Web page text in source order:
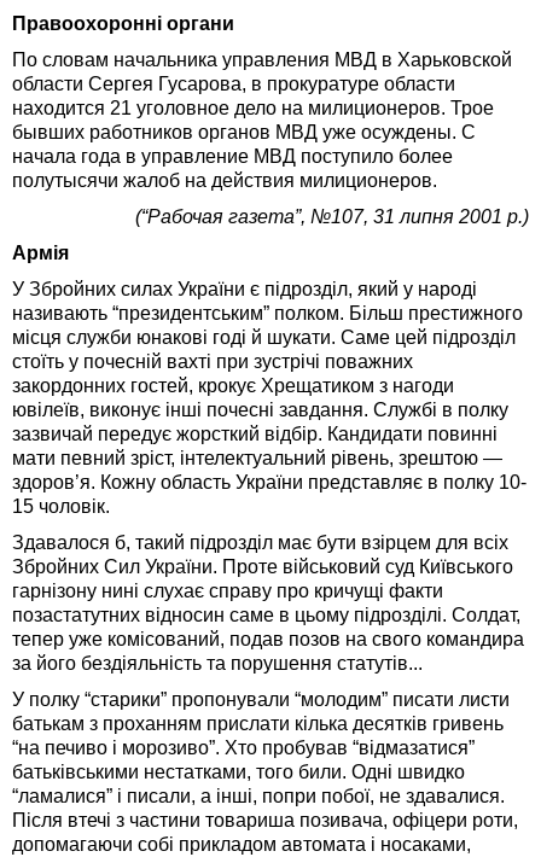
Правоохоронні органи
По словам начальника управления МВД в Харьковской
области Сергея Гусарова, в прокуратуре области
находится 21 уголовное дело на милиционеров. Трое
бывших работников органов МВД уже осуждены. С
начала года в управление МВД поступило более
полутысячи жалоб на действия милиционеров.
(“Рабочая газета”, №107, 31 липня 2001 р.)
Армія
У Збройних силах України є підрозділ, який у народі
називають “президентським” полком. Більш престижного
місця служби юнакові годі й шукати. Саме цей підрозділ
стоїть у почесній вахті при зустрічі поважних
закордонних гостей, крокує Хрещатиком з нагоди
ювілеїв, виконує інші почесні завдання. Службі в полку
зазвичай передує жорсткий відбір. Кандидати повинні
мати певний зріст, інтелектуальний рівень, зрештою —
здоров’я. Кожну область України представляє в полку 10-
15 чоловік.
Здавалося б, такий підрозділ має бути взірцем для всіх
Збройних Сил України. Проте військовий суд Київського
гарнізону нині слухає справу про кричущі факти
позастатутних відносин саме в цьому підрозділі. Солдат,
тепер уже комісований, подав позов на свого командира
за його бездіяльність та порушення статутів...
У полку “старики” пропонували “молодим” писати листи
батькам з проханням прислати кілька десятків гривень
“на печиво і морозиво”. Хто пробував “відмазатися”
батьківськими нестатками, того били. Одні швидко
“ламалися” і писали, а інші, попри побої, не здавалися.
Після втечі з частини товариша позивача, офіцери роти,
допомагаючи собі прикладом автомата і носаками,